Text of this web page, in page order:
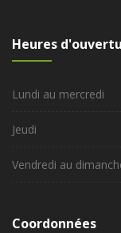
Heures
Lundi au mercredi
Jeudi
Vendredi au
Coordonnées